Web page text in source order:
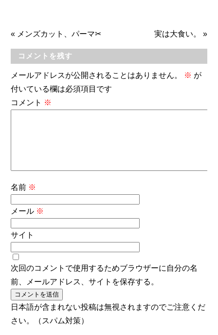
« メンズカット、パーマ✂ 実は大食い。 »
コメントを残す
メールアドレスが公開されることはありません。 ※ が
付いている欄は必須項目です
コメント ※
名前 ※
メール ※
サイト
次回のコメントで使用するためブラウザーに自分の名
前、メールアドレス、サイトを保存する。
日本語が含まれない投稿は無視されますのでご注意くだ
さい。（スパム対策）